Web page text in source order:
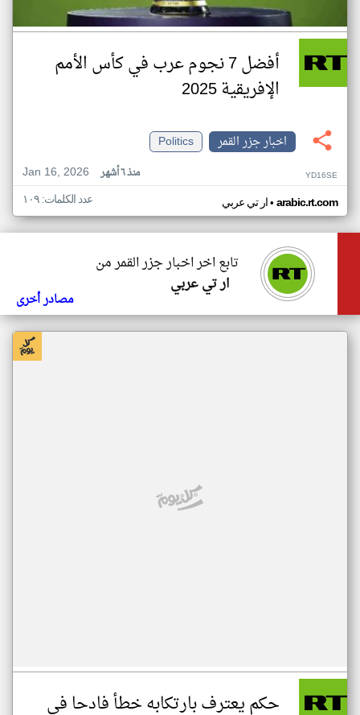
أفضل 7 نجوم عرب في كأس الأمم
الإفريقية 2025
اخبار جزر القمر
Politics
Jan 16, 2026
منذ ٦ أشهر YD16SE
ار تي عربي• arabic.rt.com عدد الكلمات: ١٠٩
تابع اخر اخبار جزر القمر من
ار تي عربي
مصادر أخرى
حكم يعترف بارتكابه خطأ فادحا في